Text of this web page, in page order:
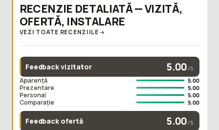
RECENZIE DETALIATĂ — VIZITĂ,
OFERTĂ, INSTALARE
VEZI TOATE RECENZIILE
Feedback vizitator 5.00 /5
Aparență 5.00
Prezentare 5.00
Personal 5.00
Comparație 5.00
Feedback ofertă 5.00 /5